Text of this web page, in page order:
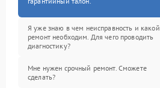
Я уже знаю в чем неисправность и какой
ремонт необходим. Для чего проводить
диагностику?
Мне нужен срочный ремонт. Сможете
сделать?